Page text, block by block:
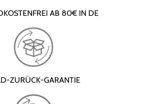
AB 80€ IN DE
ZURÜCK-GARANTIE